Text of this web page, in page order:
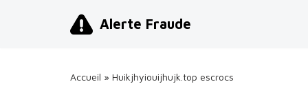
Alerte Fraude
Accueil » Huikjhyiouijhujk.top escrocs